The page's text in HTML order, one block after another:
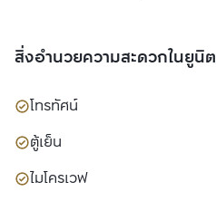
สิ่งอำนวยความสะดวกในยูนิต
โทรทัศน์
ตู้เย็น
ไมโครเวฟ